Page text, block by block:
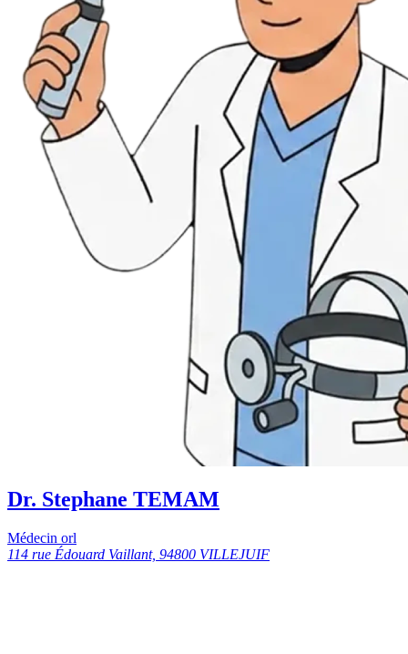
Dr. Stephane TEMAM
Médecin orl
114 rue Édouard Vaillant, 94800 VILLEJUIF